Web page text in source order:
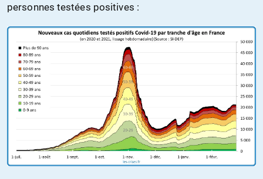
personnes testées positives :